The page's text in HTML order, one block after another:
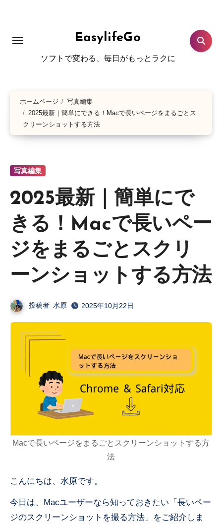
EasylifeGo
ソフトで変わる、毎日がもっとラクに
ホームページ
写真編集
2025最新｜簡単にできる！Macで長いページをまるごとス
クリーンショットする方法
写真編集
2025最新｜簡単にで
きる！Macで長いペー
ジをまるごとスクリ
ーンショットする方法
投稿者 水原 2025年10月22日
Macで長いページをまるごとスクリーンショットする方
法
こんにちは、水原です。
今日は、Macユーザーなら知っておきたい「長いペー
ジのスクリーンショットを撮る方法」をご紹介しま